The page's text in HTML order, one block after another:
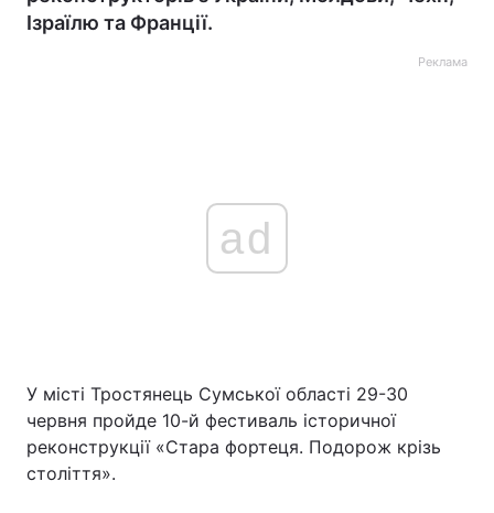
Україна Політика
Спорт
Ізраїлю та Франції.
Реклама
ad
У місті Тростянець Сумської області 29-30
червня пройде 10-й фестиваль історичної
реконструкції «Стара фортеця. Подорож крізь
століття».